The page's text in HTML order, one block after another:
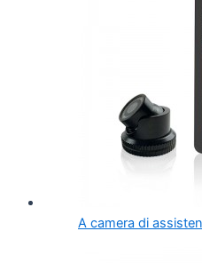
A camera di